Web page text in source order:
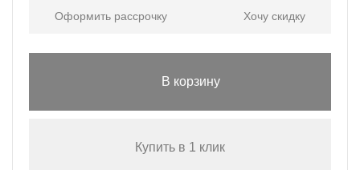
Оформить рассрочку Хочу скидку
В корзину
Купить в 1 клик